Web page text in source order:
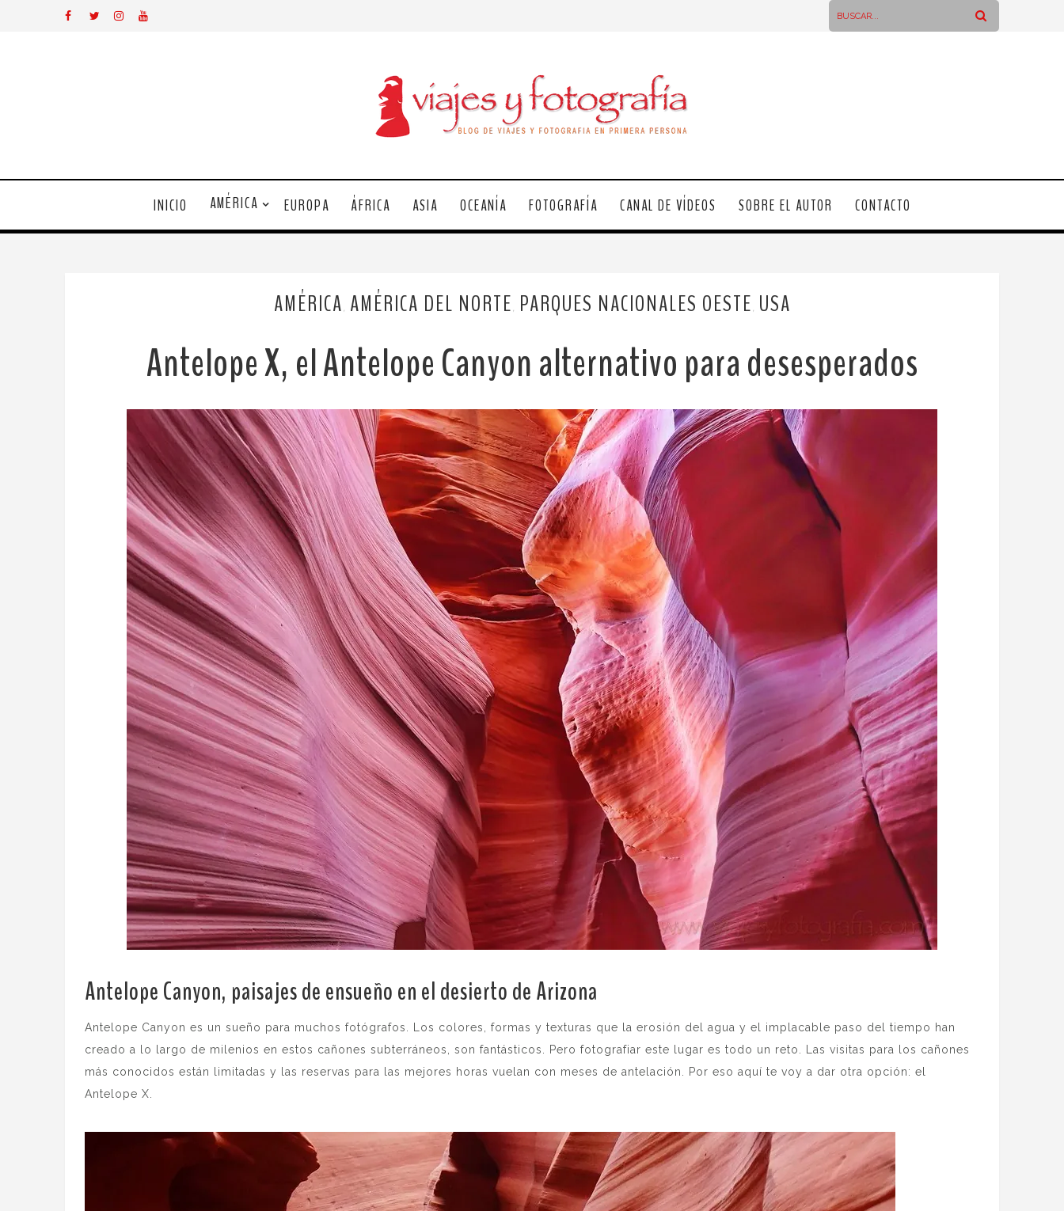
INICIO AMÉRICA EUROPA ÁFRICA ASIA OCEANÍA FOTOGRAFÍA CANAL DE VÍDEOS SOBRE EL AUTOR CONTACTO
AMÉRICA AMÉRICA DEL NORTE PARQUES NACIONALES OESTE USA
Antelope X, el Antelope Canyon alternativo para desesperados
Antelope Canyon, paisajes de ensueño en el desierto de Arizona
Antelope Canyon es un sueño para muchos fotógrafos. Los colores, formas y texturas que la erosión del agua y el implacable paso del tiempo han
creado a lo largo de milenios en estos cañones subterráneos, son fantásticos. Pero fotografiar este lugar es todo un reto. Las visitas para los cañones
más conocidos están limitadas y las reservas para las mejores horas vuelan con meses de antelación. Por eso aquí te voy a dar otra opción: el
Antelope X.